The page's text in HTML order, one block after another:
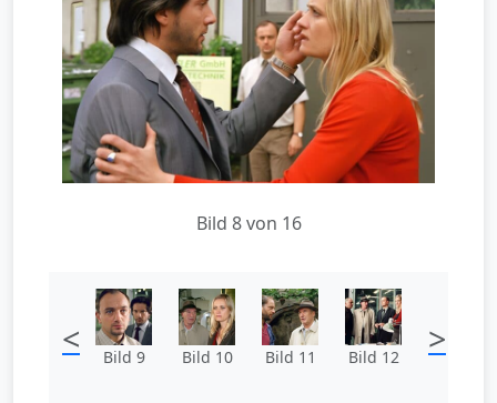
Bild 8 von 16
< Bild 9 Bild 10 Bild 11 Bild 12 >